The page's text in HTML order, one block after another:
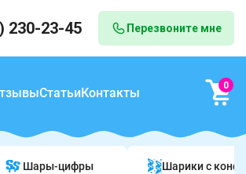
230-23-45 Перезвоните мне
СтатьиКонтакты 0
Шары-цифры Шарики c